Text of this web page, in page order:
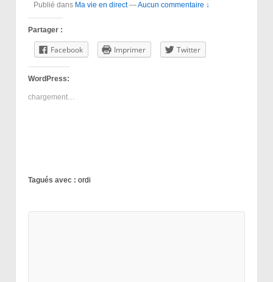
Publié dans Ma vie en direct —Aucun commentaire ↓
Partager :
Facebook Imprimer Twitter
WordPress:
chargement…
Tagués avec : ordi